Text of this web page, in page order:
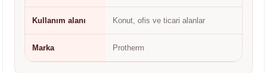
Kullanım alanı Konut, ofis ve ticari alanlar
Marka Protherm